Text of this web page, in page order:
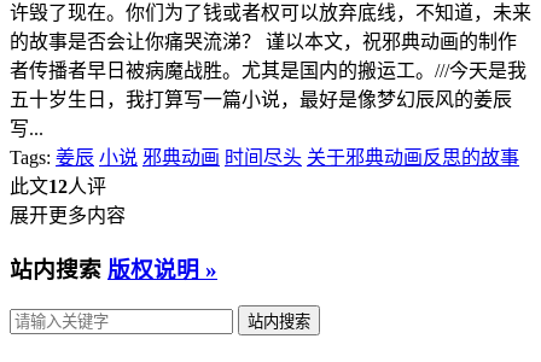
许毁了现在。你们为了钱或者权可以放弃底线，不知道，未来
的故事是否会让你痛哭流涕？ 谨以本文，祝邪典动画的制作
者传播者早日被病魔战胜。尤其是国内的搬运工。///今天是我
五十岁生日，我打算写一篇小说，最好是像梦幻辰风的姜辰
写...
Tags: 姜辰 小说 邪典动画 时间尽头 关于邪典动画反思的故事
此文12人评
展开更多内容
站内搜索 版权说明 »